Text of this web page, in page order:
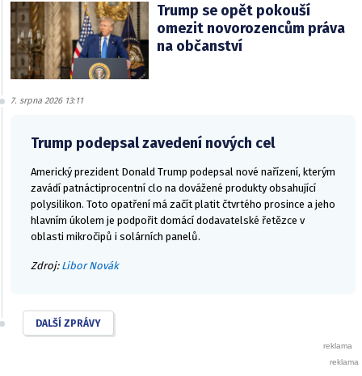
Trump se opět pokouší
omezit novorozencům práva
na občanství
7. srpna 2026 13:11
Trump podepsal zavedení nových cel
Americký prezident Donald Trump podepsal nové nařízení, kterým
zavádí patnáctiprocentní clo na dovážené produkty obsahující
polysilikon. Toto opatření má začít platit čtvrtého prosince a jeho
hlavním úkolem je podpořit domácí dodavatelské řetězce v
oblasti mikročipů i solárních panelů.
Zdroj: Libor Novák
DALŠÍ ZPRÁVY